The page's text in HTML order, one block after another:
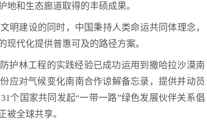
和生态廊道取得的丰硕成果。
明建设的同时，中国秉持人类命运共同体理念，
代化提供普惠可及的路径方案。
护林工程的实践经验已成功运用到撒哈拉沙漠南
应对气候变化南南合作谅解备忘录，提供并动员
个国家共同发起“一带一路”绿色发展伙伴关系倡
全球共享。